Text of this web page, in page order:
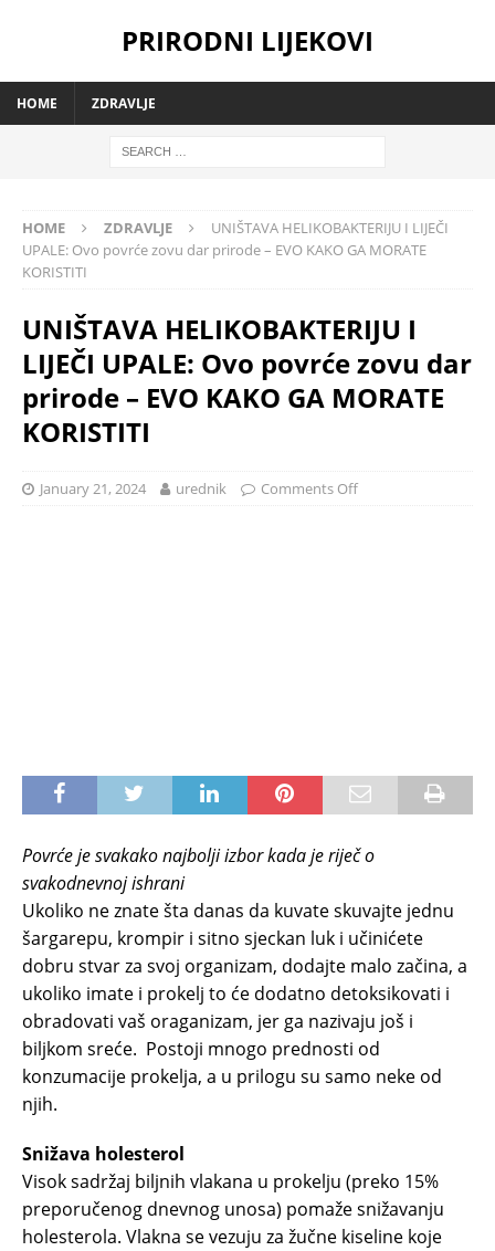
PRIRODNI LIJEKOVI
HOME ZDRAVLJE
HOME ZDRAVLJE
UNIŠTAVA HELIKOBAKTERIJU I LIJEČI
UPALE: Ovo povrće zovu dar prirode – EVO KAKO GA MORATE
KORISTITI
UNIŠTAVA HELIKOBAKTERIJU I
LIJEČI UPALE: Ovo povrće zovu dar
prirode – EVO KAKO GA MORATE
KORISTITI
January 21, 2024 urednik Comments Off
Povrće je svakako najbolji izbor kada je riječ o
svakodnevnoj ishrani
Ukoliko ne znate šta danas da kuvate skuvajte jednu
šargarepu, krompir i sitno sjeckan luk i učinićete
dobru stvar za svoj organizam, dodajte malo začina, a
ukoliko imate i prokelj to će dodatno detoksikovati i
obradovati vaš oraganizam, jer ga nazivaju još i
biljkom sreće. Postoji mnogo prednosti od
konzumacije prokelja, a u prilogu su samo neke od
njih.
Snižava holesterol
Visok sadržaj biljnih vlakana u prokelju (preko 15%
preporučenog dnevnog unosa) pomaže snižavanju
holesterola. Vlakna se vezuju za žučne kiseline koje